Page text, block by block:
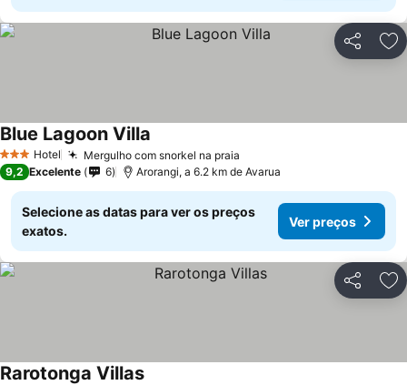
Partilhar
3 EstrelasHotel Mergulho com snorkel na praia
Blue Lagoon Villa
9,2 Excelente 6 Arorangi, a 6.2 km de Avarua
Selecione as datas para ver os preços
exatos.
Ver preços
Partilhar
Rarotonga Villas